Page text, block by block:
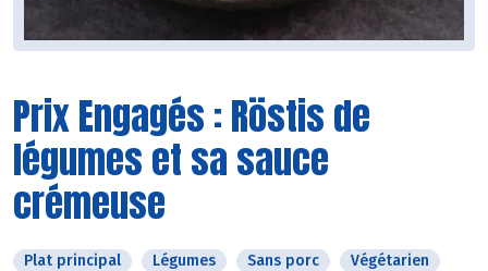
Prix Engagés : Röstis de
légumes et sa sauce
crémeuse
Plat principal Légumes Sans porc
Végétarien